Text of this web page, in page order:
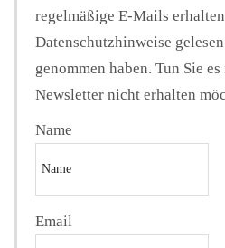
regelmäßige E-Mails
Datenschutzhinweise
genommen haben. Tun Sie
Newsletter nicht erhalten
Name
Email